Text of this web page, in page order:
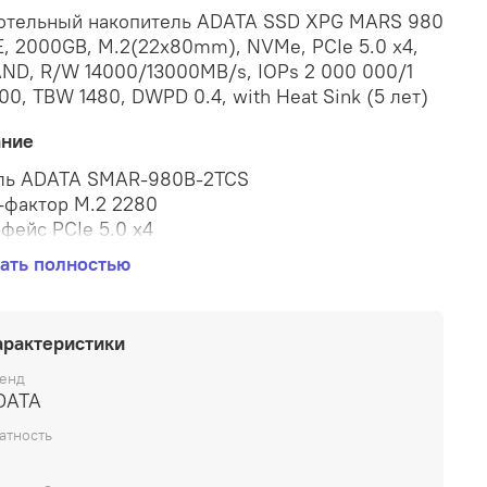
накопитель ADATA SSD XPG MARS 980
2000GB, M.2(22x80mm), NVMe, PCIe 5.0 x4,
R/W 14000/13000MB/s, IOPs 2 000 000/1
TBW 1480, DWPD 0.4, with Heat Sink (5 лет)
ADATA SMAR-980B-2TCS
M.2 2280
PCIe 5.0 x4
памяти накопителя
накопителя 2000 Гбайт
последовательного чтения 14000 Мбайт/c
последовательной записи 13000 Мбайт/c
число операций произвольного чтения в
(4 КБайт, QD32) 2000000 IOPS
число операций произвольной записи в
полностью